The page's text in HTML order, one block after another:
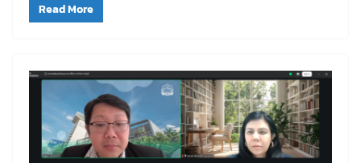
Read More